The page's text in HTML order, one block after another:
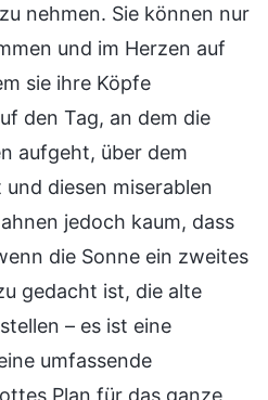
nehmen. Sie können nur
und im Herzen auf
sie ihre Köpfe
den Tag, an dem die
aufgeht, über dem
diesen miserablen
jedoch kaum, dass
die Sonne ein zweites
gedacht ist, die alte
– es ist eine
umfassende
Plan für das ganze